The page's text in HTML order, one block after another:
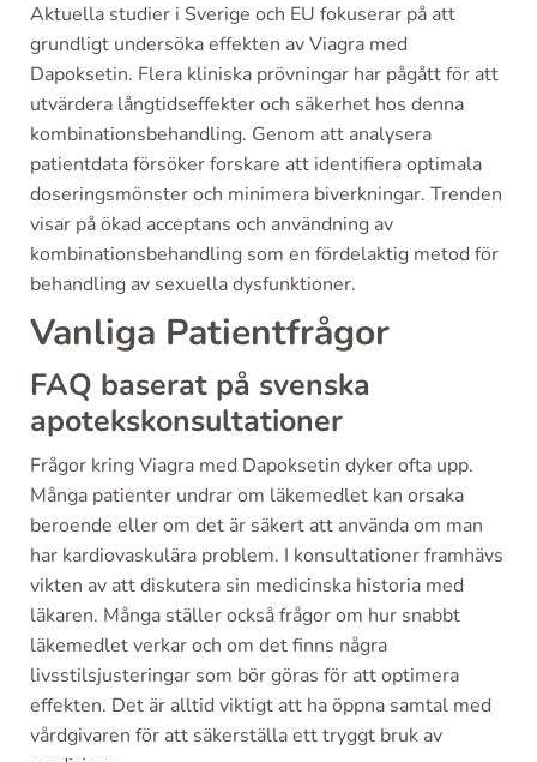
Aktuella studier i Sverige och EU fokuserar på att
grundligt undersöka effekten av Viagra med
Dapoksetin. Flera kliniska prövningar har pågått för att
utvärdera långtidseffekter och säkerhet hos denna
kombinationsbehandling. Genom att analysera
patientdata försöker forskare att identifiera optimala
doseringsmönster och minimera biverkningar. Trenden
visar på ökad acceptans och användning av
kombinationsbehandling som en fördelaktig metod för
behandling av sexuella dysfunktioner.
Vanliga Patientfrågor
FAQ baserat på svenska
apotekskonsultationer
Frågor kring Viagra med Dapoksetin dyker ofta upp.
Många patienter undrar om läkemedlet kan orsaka
beroende eller om det är säkert att använda om man
har kardiovaskulära problem. I konsultationer framhävs
vikten av att diskutera sin medicinska historia med
läkaren. Många ställer också frågor om hur snabbt
läkemedlet verkar och om det finns några
livsstilsjusteringar som bör göras för att optimera
effekten. Det är alltid viktigt att ha öppna samtal med
vårdgivaren för att säkerställa ett tryggt bruk av